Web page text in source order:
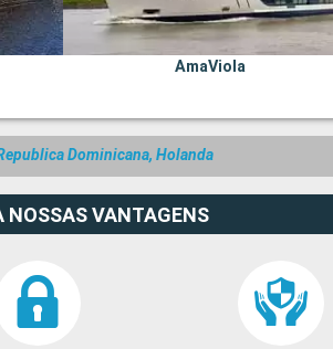
AmaViola
Dominicana, Holanda
NOSSAS VANTAGENS